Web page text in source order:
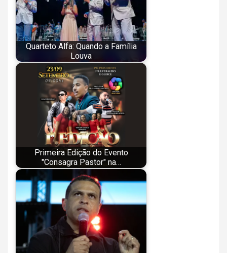
Quarteto Alfa: Quando a Família
Louva
Primeira Edição do Evento
"Consagra Pastor" na…